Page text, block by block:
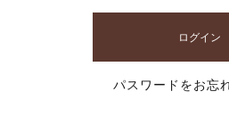
ログイン
パスワードをお忘